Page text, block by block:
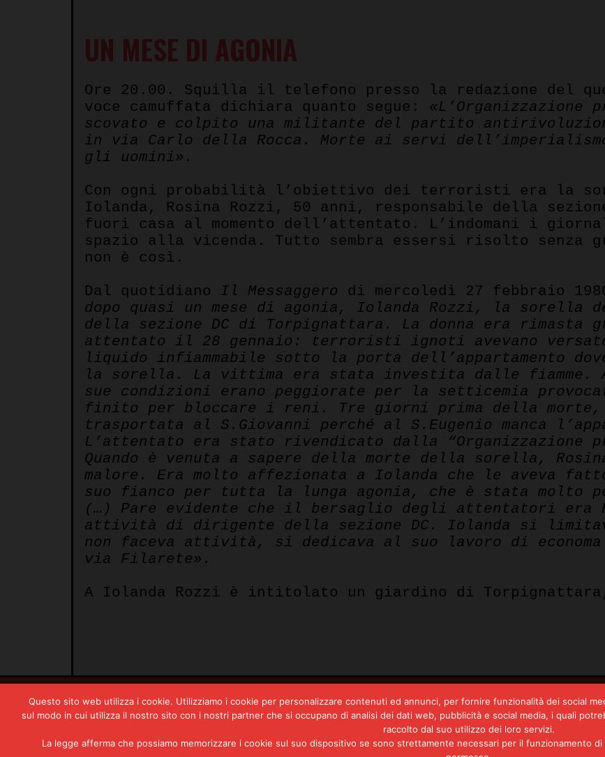
UN MESE DI AGONIA
Ore 20.00. Squilla il telefono presso la redazione del
voce camuffata dichiara quanto segue: «L’Organizzazione
scovato e colpito una militante del partito
in via Carlo della Rocca. Morte ai servi
gli uomini».
Con ogni probabilità l’obiettivo dei terroristi era la
Iolanda, Rosina Rozzi, 50 anni, responsabile della
fuori casa al momento dell’attentato. L’indomani i
spazio alla vicenda. Tutto sembra essersi risolto senza
non è così.
Dal quotidiano Il Messaggero di mercoledì 27 febbraio
dopo quasi un mese di agonia, Iolanda Rozzi, la sorella
della sezione DC di Torpignattara. La donna era rimasta
attentato il 28 gennaio: terroristi ignoti avevano
liquido infiammabile sotto la porta dell’appartamento
la sorella. La vittima era stata investita dalle fiamme.
sue condizioni erano peggiorate per la setticemia
finito per bloccare i reni. Tre giorni prima della morte,
trasportata al S.Giovanni perché al S.Eugenio manca
L’attentato era stato rivendicato dalla “Organizzazione
Quando è venuta a sapere della morte della sorella,
malore. Era molto affezionata a Iolanda che le aveva
suo fianco per tutta la lunga agonia, che è stata molto
(…) Pare evidente che il bersaglio degli attentatori era
attività di dirigente della sezione DC. Iolanda si
non faceva attività, si dedicava al suo lavoro di
via Filarete».
A Iolanda Rozzi è intitolato un giardino di
ARTICOLI CORRELATI
Autonomia operaia, il ’77.
Prima linea e altre
Questo sito web utilizza i cookie. Utilizziamo i cookie per personalizzare contenuti ed annunci, per fornire funzionalità dei social
sul modo in cui utilizza il nostro sito con i nostri partner che si occupano di analisi dei dati web, pubblicità e social media, i quali
raccolto dal suo utilizzo dei loro servizi.
La legge afferma che possiamo memorizzare i cookie sul suo dispositivo se sono strettamente necessari per il funzionamento